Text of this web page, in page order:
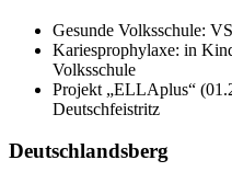
Gesunde Volksschule:
Kariesprophylaxe: in
Volksschule
Projekt „ELLAplus“
Deutschfeistritz
Deutschlandsberg